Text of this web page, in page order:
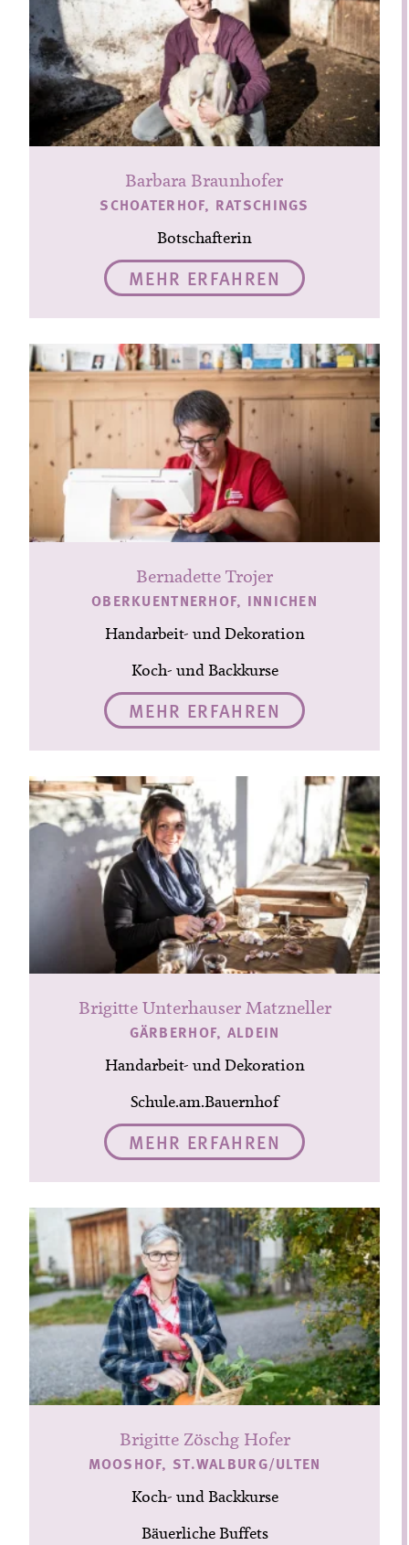
Barbara Braunhofer
SCHOATERHOF, RATSCHINGS
Botschafterin
MEHR ERFAHREN
Bernadette Trojer
OBERKUENTNERHOF, INNICHEN
Handarbeit- und Dekoration
Koch- und Backkurse
MEHR ERFAHREN
Brigitte Unterhauser Matzneller
GÄRBERHOF, ALDEIN
Handarbeit- und Dekoration
Schule.am.Bauernhof
MEHR ERFAHREN
Brigitte Zöschg Hofer
MOOSHOF, ST.WALBURG/ULTEN
Koch- und Backkurse
Bäuerliche Buffets